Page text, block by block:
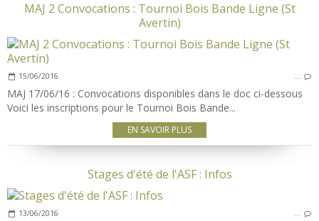
MAJ 2 Convocations : Tournoi Bois Bande Ligne (St
Avertin)
15/06/2016 …
MAJ 17/06/16 : Convocations disponibles dans le doc ci-dessous
Voici les inscriptions pour le Tournoi Bois Bande...
EN SAVOIR PLUS
Stages d'été de l'ASF : Infos
13/06/2016 …